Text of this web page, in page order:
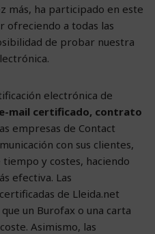
más, ha participado en este
ofreciendo a todas las
de probar nuestra
electrónica de
mail certificado, contrato
empresas de Contact
con sus clientes,
y costes, haciendo
efectiva. Las
de Lleida.net
un Burofax o una carta
Asimismo, las